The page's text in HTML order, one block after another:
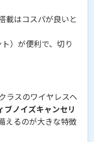
載はコスパが良いと
）が便利で、切り
ラスのワイヤレスヘ
ブノイズキャンセリ
えるのが大きな特徴